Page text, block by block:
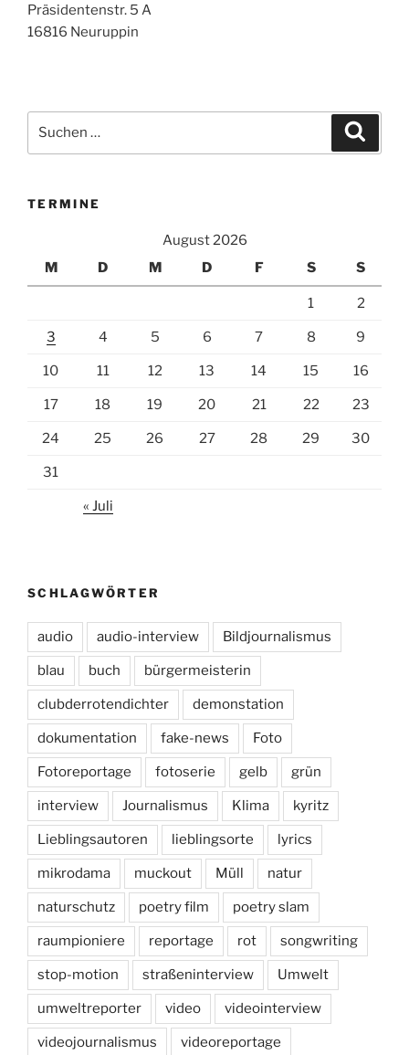
Präsidentenstr. 5 A
16816 Neuruppin
nach:
TERMINE
August 2026
M
D M D F S S
1 2
3 4 5 6 7 8 9
10 11 12 13 14 15 16
17 18 19 20 21 22 23
24 25 26 27 28 29 30
31
« Juli
SCHLAGWÖRTER
audio audio-interview Bildjournalismus
blau buch bürgermeisterin
clubderrotendichter demonstation
dokumentation fake-news Foto
Fotoreportage fotoserie gelb grün
interview Journalismus Klima kyritz
Lieblingsautoren lieblingsorte lyrics
mikrodama muckout Müll natur
naturschutz poetry film poetry slam
raumpioniere reportage rot songwriting
stop-motion straßeninterview Umwelt
umweltreporter video videointerview
videojournalismus videoreportage